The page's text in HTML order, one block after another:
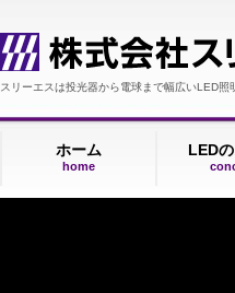
スリーエスは投光器から電球まで幅広いLED照
ホーム
home
LED